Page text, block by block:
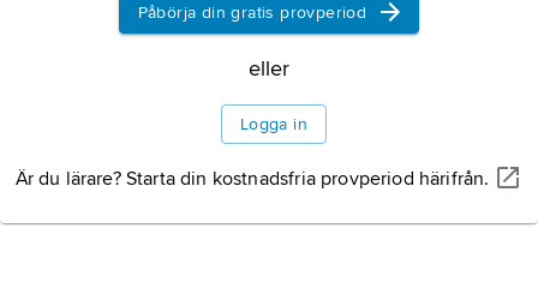
Information om artikeln
Påbörja din gratis provperiod
eller
Logga in
Är du lärare? Starta din kostnadsfria provperiod härifrån.